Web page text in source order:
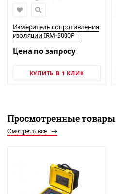
Измеритель сопротивления
изоляции IRM-5000P |
Цена по запросу
КУПИТЬ В 1 КЛИК
Просмотренные товары
Смотреть все